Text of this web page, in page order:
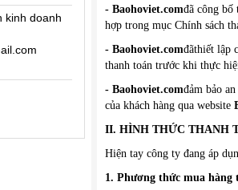
kinh doanh
- Baohoviet.comđã công bố
hợp trong mục Chính sách
- Baohoviet.comđãthiết lập
thanh toán trước khi thực
- Baohoviet.comđảm bảo
của khách hàng qua website
II. HÌNH THỨC THANH
Hiện tay công ty đang áp
1. Phương thức mua